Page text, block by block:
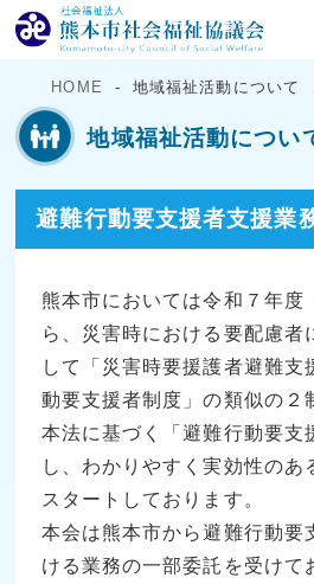
HOME 地域福祉活動について
地域福祉活動につい
避難行動要支援者支援業
熊本市においては令和７年度
ら、災害時における要配慮者
して「災害時要援護者避難支
動要支援者制度」の類似の２
本法に基づく「避難行動要支
し、わかりやすく実効性のあ
スタートしております。
本会は熊本市から避難行動要
ける業務の一部委託を受けて